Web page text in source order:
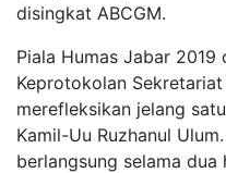
disingkat ABCGM.
Piala Humas Jabar 2019
Keprotokolan
merefleksikan jelang
Kamil-Uu Ruzhanul
berlangsung selama